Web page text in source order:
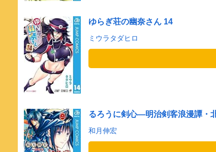
ゆらぎ荘の幽奈さん 14
ミウラタダヒロ
るろうに剣心―明治剣客浪漫譚・
和月伸宏